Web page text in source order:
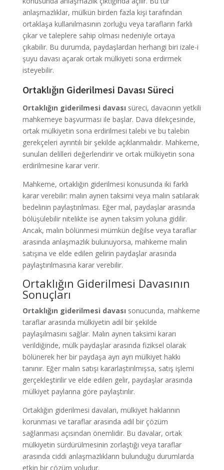
anlaşmazlıklar, mülkün birden fazla kişi tarafından
ortaklaşa kullanılmasının zorluğu veya tarafların farklı
çıkar ve taleplere sahip olması nedeniyle ortaya
çıkabilir. Bu durumda, paydaşlardan herhangi biri izale-i
şuyu davası açarak ortak mülkiyeti sona erdirmek
isteyebilir.
Ortaklığın Giderilmesi Davası Süreci
Ortaklığın giderilmesi davası süreci, davacının yetkili
mahkemeye başvurması ile başlar. Dava dilekçesinde,
ortak mülkiyetin sona erdirilmesi talebi ve bu talebin
gerekçeleri ayrıntılı bir şekilde açıklanmalıdır. Mahkeme,
sunulan delilleri değerlendirir ve ortak mülkiyetin sona
erdirilmesine karar verir.
Mahkeme, ortaklığın giderilmesi konusunda iki farklı
karar verebilir: malın aynen taksimi veya malın satılarak
bedelinin paylaştırılması. Eğer mal, paydaşlar arasında
bölüşülebilir nitelikte ise aynen taksim yoluna gidilir.
Ancak, malın bölünmesi mümkün değilse veya taraflar
arasında anlaşmazlık bulunuyorsa, mahkeme malın
satışına ve elde edilen gelirin paydaşlar arasında
paylaştırılmasına karar verebilir.
Ortaklığın Giderilmesi Davasının
Sonuçları
Ortaklığın giderilmesi davası sonucunda, mahkeme
taraflar arasında mülkiyetin adil bir şekilde
paylaşılmasını sağlar. Malın aynen taksimi kararı
verildiğinde, mülk paydaşlar arasında fiziksel olarak
bölünerek her bir paydaşa ayrı ayrı mülkiyet hakkı
tanınır. Eğer malın satışı kararlaştırılmışsa, satış işlemi
gerçekleştirilir ve elde edilen gelir, paydaşlar arasında
mülkiyet paylarına göre paylaştırılır.
Ortaklığın giderilmesi davaları, mülkiyet haklarının
korunması ve taraflar arasında adil bir çözüm
sağlanması açısından önemlidir. Bu davalar, ortak
mülkiyetin sürdürülmesinin zorlaştığı veya taraflar
arasında ciddi anlaşmazlıkların bulunduğu durumlarda
etkin bir çözüm yoludur.